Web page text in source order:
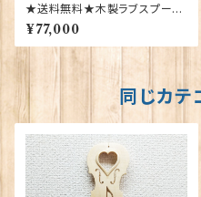
★送料無料★木製ラブスプーン
【Lace-21】Sion Llewellyn 4
0143
¥77,000
同じカテ